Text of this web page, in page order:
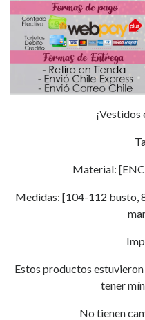
¡Vestidos
Material:
Medidas: [104-112 busto,
Estos productos
tener
No tienen